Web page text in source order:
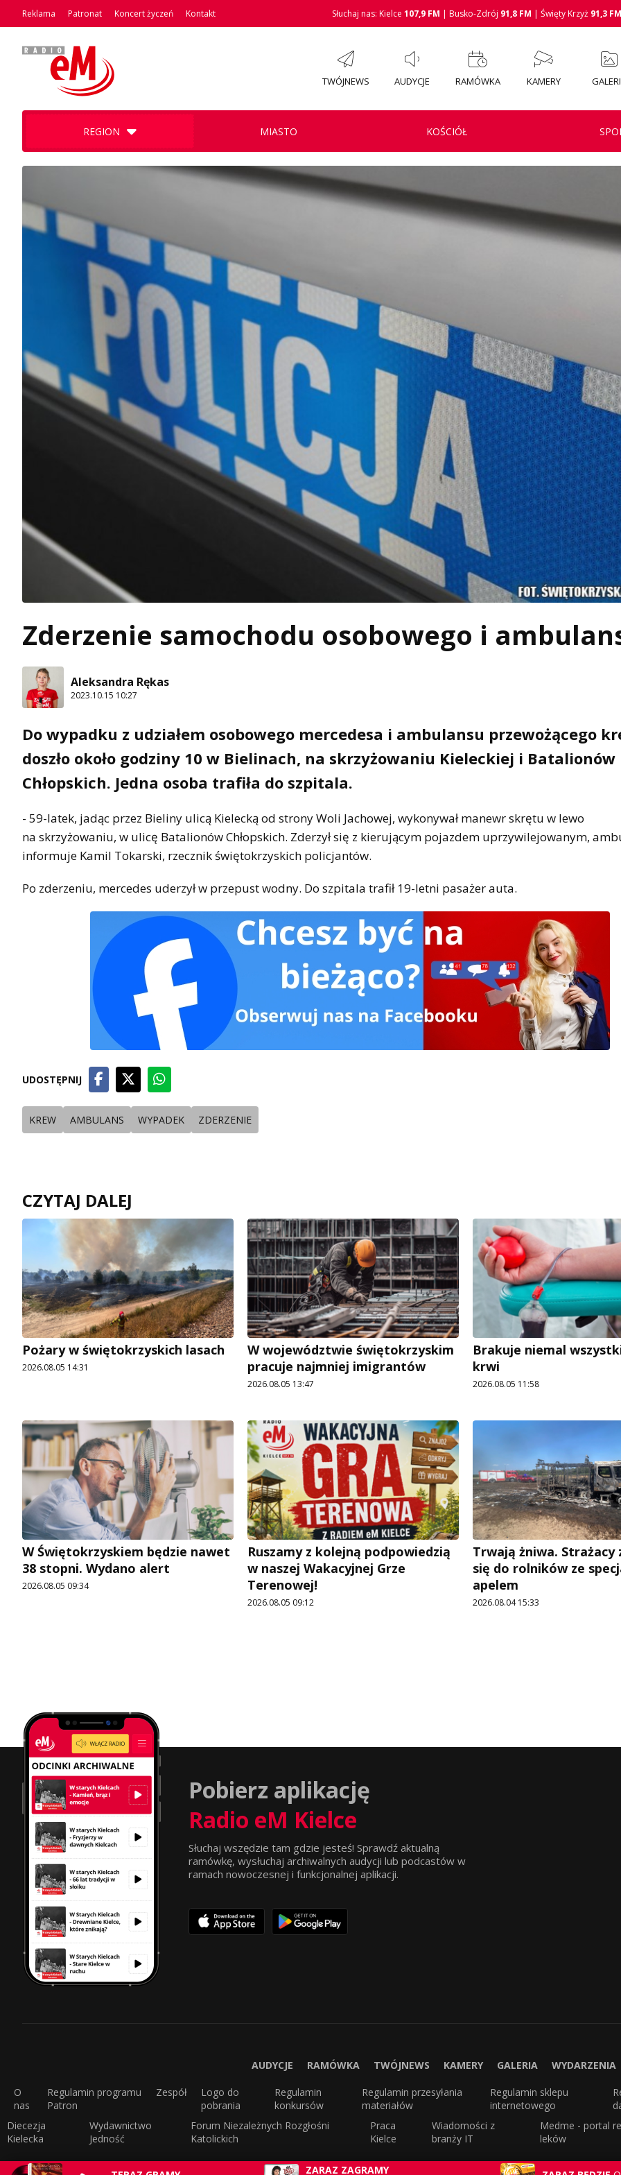
Reklama Patronat Koncert życzeń Kontakt Słuchaj nas: Kielce 107,9 FM | Busko-Zdrój 91,8 FM | Święty Krzyż 91,3 FM
TWÓJNEWS AUDYCJE RAMÓWKA KAMERY
REGION MIASTO KOŚCIÓŁ
Zderzenie samochodu osobowego i
Aleksandra Rękas
2023.10.15 10:27
Do wypadku z udziałem osobowego mercedesa i ambulansu przewożącego
doszło około godziny 10 w Bielinach, na skrzyżowaniu Kieleckiej i Batalionów
Chłopskich. Jedna osoba trafiła do szpitala.
- 59-latek, jadąc przez Bieliny ulicą Kielecką od strony Woli Jachowej, wykonywał manewr skrętu w lewo
na skrzyżowaniu, w ulicę Batalionów Chłopskich. Zderzył się z kierującym pojazdem uprzywilejowanym,
informuje Kamil Tokarski, rzecznik świętokrzyskich policjantów.
Po zderzeniu, mercedes uderzył w przepust wodny. Do szpitala trafił 19-letni pasażer auta.
UDOSTĘPNIJ
KREW AMBULANS WYPADEK ZDERZENIE
CZYTAJ DALEJ
Pożary w świętokrzyskich lasach
2026.08.05 14:31
W województwie świętokrzyskim
pracuje najmniej imigrantów
2026.08.05 13:47
Brakuje niemal
krwi
2026.08.05 11:58
W Świętokrzyskiem będzie nawet
38 stopni. Wydano alert
2026.08.05 09:34
Ruszamy z kolejną podpowiedzią
w naszej Wakacyjnej Grze
Terenowej!
2026.08.05 09:12
Trwają żniwa. Strażacy
się do rolników ze
apelem
2026.08.04 15:33
ZARAZ ZAGRAMY
Pobierz aplikację
Radio eM Kielce
Słuchaj wszędzie tam gdzie jesteś! Sprawdź aktualną
ramówkę, wysłuchaj archiwalnych audycji lub podcastów w
ramach nowoczesnej i funkcjonalnej aplikacji.
AUDYCJE RAMÓWKA TWÓJNEWS KAMERY GALERIA WYDARZENIA
O
nas
Regulamin programu
Patron
Zespół
Logo do
pobrania
Regulamin
konkursów
Regulamin przesyłania
materiałów
Regulamin sklepu
internetowego
Diecezja
Kielecka
Wydawnictwo
Jedność
Forum Niezależnych Rozgłośni
Katolickich
Praca
Kielce
Wiadomości z
branży IT
Medme - portal
leków